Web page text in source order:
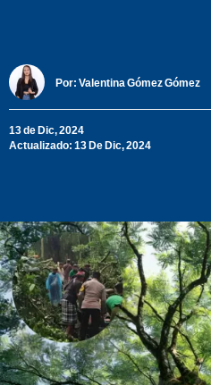
Por: Valentina Gómez Gómez
13 de Dic, 2024
Actualizado: 13 De Dic, 2024